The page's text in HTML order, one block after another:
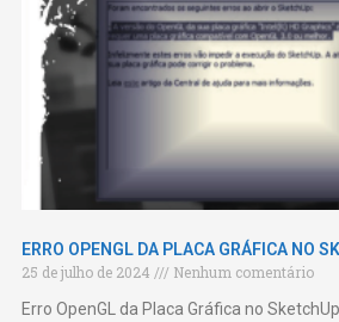
ERRO OPENGL DA PLACA GRÁFICA NO
25 de julho de 2024
Nenhum comentário
Erro OpenGL da Placa Gráfica no